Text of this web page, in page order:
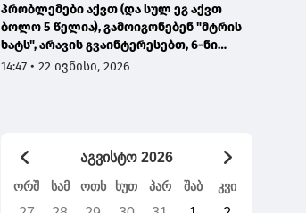
პრობლემები აქვთ (და სულ ეგ აქვთ
ბოლო 5 წელია), გამოიგონებენ "მტრის
ხატს", არავის გვაინტერესებთ, 6-ნი
ხართ და 7 დაჯგუფება გაქვთ -
14:47 • 22 ივნისი, 2026
აგვისტო 2026
ორშ სამ ოთხ ხუთ პარ შაბ კვი